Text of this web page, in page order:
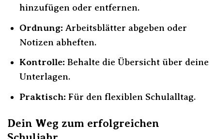
hinzufügen oder entfernen.
Ordnung: Arbeitsblätter abgeben oder
Notizen abheften.
Kontrolle: Behalte die Übersicht über deine
Unterlagen.
Praktisch: Für den flexiblen Schulalltag.
Dein Weg zum erfolgreichen